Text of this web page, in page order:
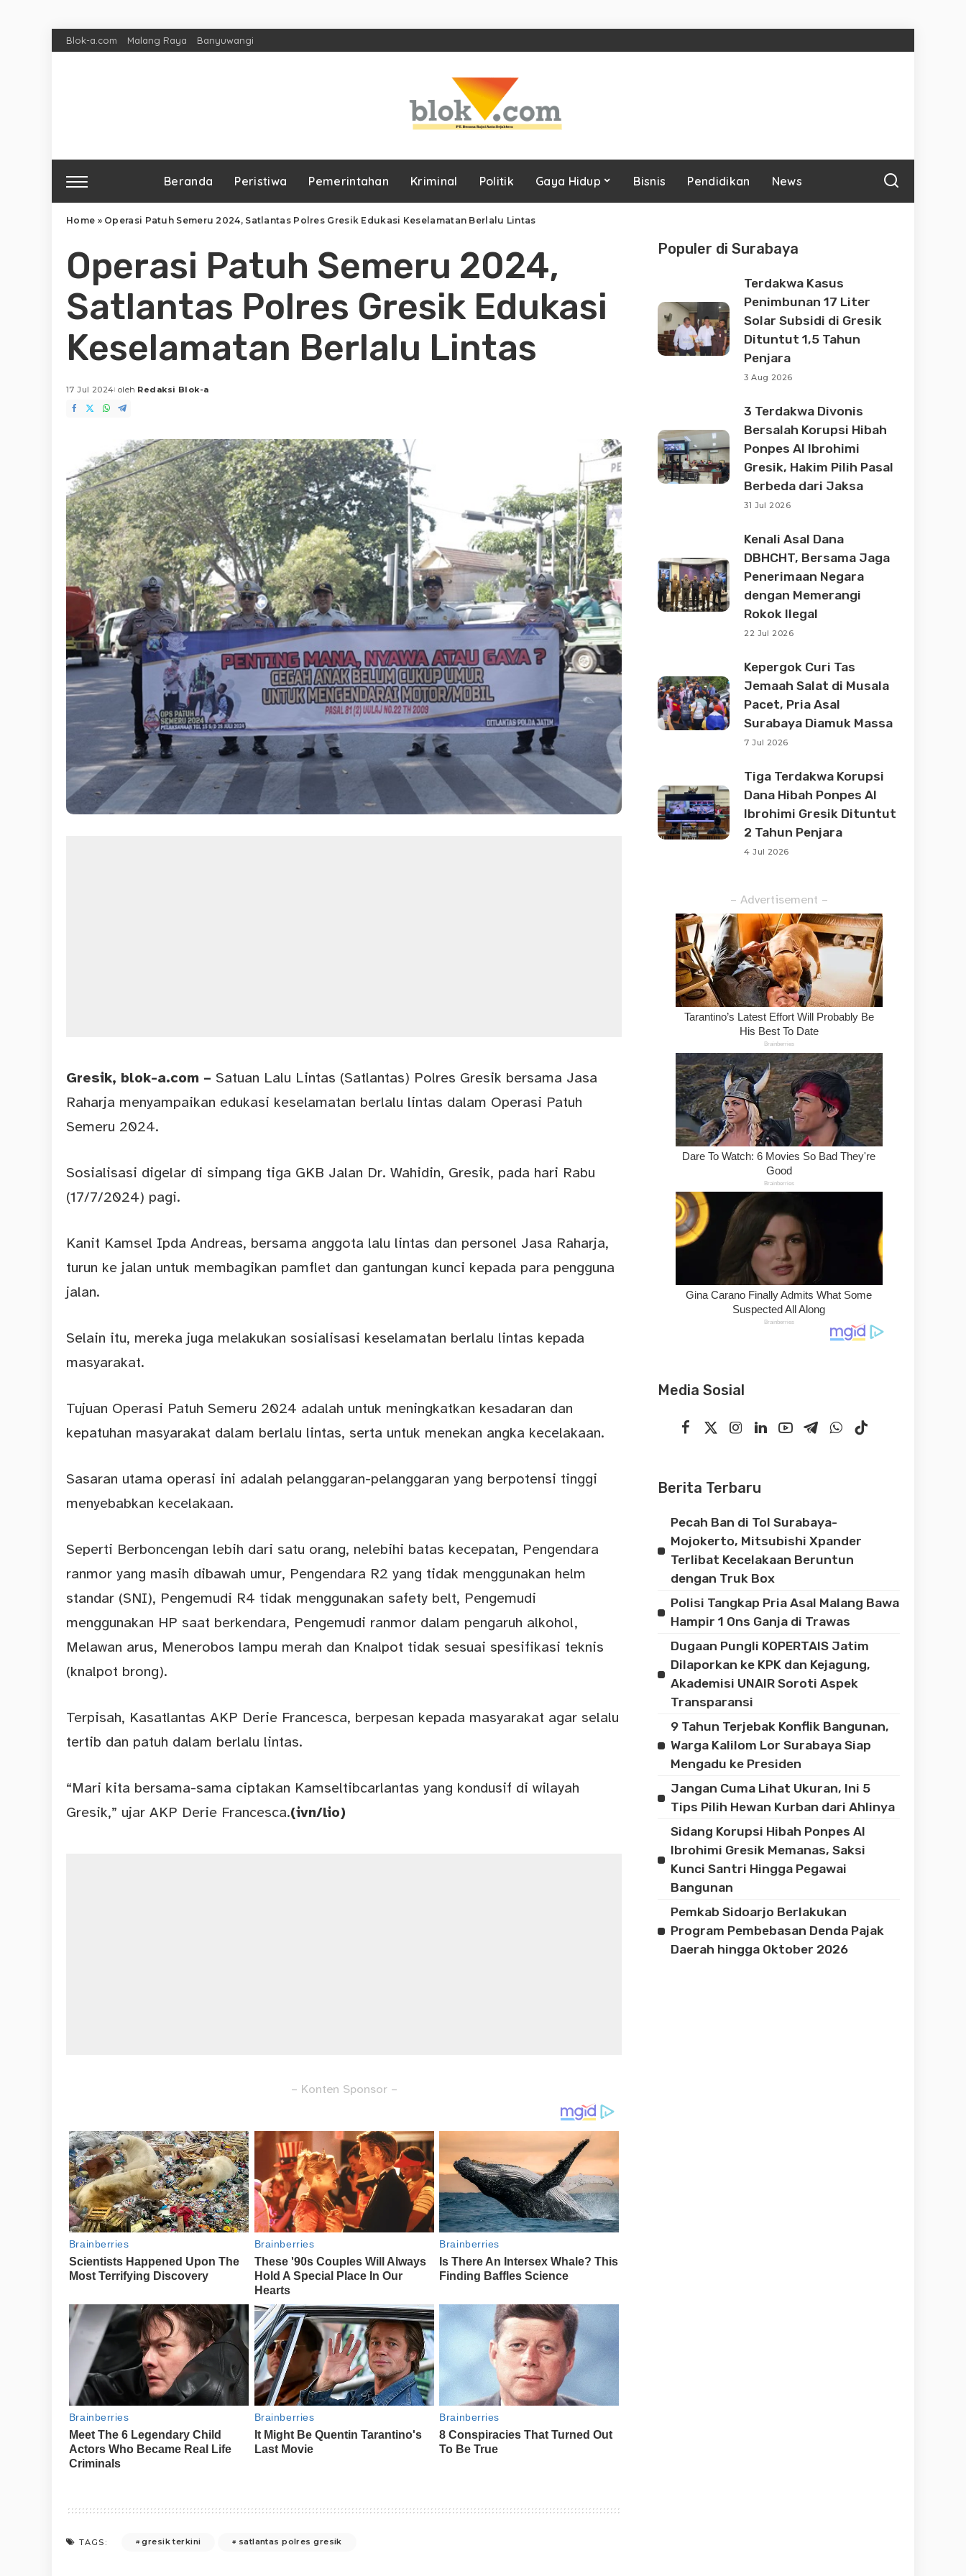
Blok-a.com Malang Raya Banyuwangi
Beranda Peristiwa Pemerintahan Kriminal Politik Gaya Hidup Bisnis Pendidikan News
Home » Operasi Patuh Semeru 2024, Satlantas Polres Gresik Edukasi Keselamatan Berlalu Lintas
Operasi Patuh Semeru 2024,
Satlantas Polres Gresik Edukasi
Keselamatan Berlalu Lintas
17 Jul 2024
Posted
by
oleh Redaksi Blok-a
Gresik, blok-a.com – Satuan Lalu Lintas (Satlantas) Polres Gresik bersama Jasa
Raharja menyampaikan edukasi keselamatan berlalu lintas dalam Operasi Patuh
Semeru 2024.
Sosialisasi digelar di simpang tiga GKB Jalan Dr. Wahidin, Gresik, pada hari Rabu
(17/7/2024) pagi.
Kanit Kamsel Ipda Andreas, bersama anggota lalu lintas dan personel Jasa Raharja,
turun ke jalan untuk membagikan pamflet dan gantungan kunci kepada para pengguna
jalan.
Selain itu, mereka juga melakukan sosialisasi keselamatan berlalu lintas kepada
masyarakat.
Tujuan Operasi Patuh Semeru 2024 adalah untuk meningkatkan kesadaran dan
kepatuhan masyarakat dalam berlalu lintas, serta untuk menekan angka kecelakaan.
Sasaran utama operasi ini adalah pelanggaran-pelanggaran yang berpotensi tinggi
menyebabkan kecelakaan.
Seperti Berboncengan lebih dari satu orang, nelebihi batas kecepatan, Pengendara
ranmor yang masih dibawah umur, Pengendara R2 yang tidak menggunakan helm
standar (SNI), Pengemudi R4 tidak menggunakan safety belt, Pengemudi
menggunakan HP saat berkendara, Pengemudi ranmor dalam pengaruh alkohol,
Melawan arus, Menerobos lampu merah dan Knalpot tidak sesuai spesifikasi teknis
(knalpot brong).
Terpisah, Kasatlantas AKP Derie Francesca, berpesan kepada masyarakat agar selalu
tertib dan patuh dalam berlalu lintas.
“Mari kita bersama-sama ciptakan Kamseltibcarlantas yang kondusif di wilayah
Gresik,” ujar AKP Derie Francesca.(ivn/lio)
– Konten Sponsor –
TAGS: gresik terkini satlantas polres gresik
Populer di Surabaya
Terdakwa Kasus
Penimbunan 17 Liter
Solar Subsidi di Gresik
Dituntut 1,5 Tahun
Penjara
3 Aug 2026
3 Terdakwa Divonis
Bersalah Korupsi Hibah
Ponpes Al Ibrohimi
Gresik, Hakim Pilih Pasal
Berbeda dari Jaksa
31 Jul 2026
Kenali Asal Dana
DBHCHT, Bersama Jaga
Penerimaan Negara
dengan Memerangi
Rokok Ilegal
22 Jul 2026
Kepergok Curi Tas
Jemaah Salat di Musala
Pacet, Pria Asal
Surabaya Diamuk Massa
7 Jul 2026
Tiga Terdakwa Korupsi
Dana Hibah Ponpes Al
Ibrohimi Gresik Dituntut
2 Tahun Penjara
4 Jul 2026
– Advertisement –
Media Sosial
Berita Terbaru
Pecah Ban di Tol Surabaya-
Mojokerto, Mitsubishi Xpander
Terlibat Kecelakaan Beruntun
dengan Truk Box
Polisi Tangkap Pria Asal Malang Bawa
Hampir 1 Ons Ganja di Trawas
Dugaan Pungli KOPERTAIS Jatim
Dilaporkan ke KPK dan Kejagung,
Akademisi UNAIR Soroti Aspek
Transparansi
9 Tahun Terjebak Konflik Bangunan,
Warga Kalilom Lor Surabaya Siap
Mengadu ke Presiden
Jangan Cuma Lihat Ukuran, Ini 5
Tips Pilih Hewan Kurban dari Ahlinya
Sidang Korupsi Hibah Ponpes Al
Ibrohimi Gresik Memanas, Saksi
Kunci Santri Hingga Pegawai
Bangunan
Pemkab Sidoarjo Berlakukan
Program Pembebasan Denda Pajak
Daerah hingga Oktober 2026